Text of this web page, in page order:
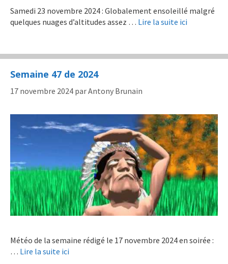
Samedi 23 novembre 2024 : Globalement ensoleillé malgré
quelques nuages d’altitudes assez … Lire la suite ici
Semaine 47 de 2024
17 novembre 2024 parAntony Brunain
Météo de la semaine rédigé le 17 novembre 2024 en soirée :
… Lire la suite ici